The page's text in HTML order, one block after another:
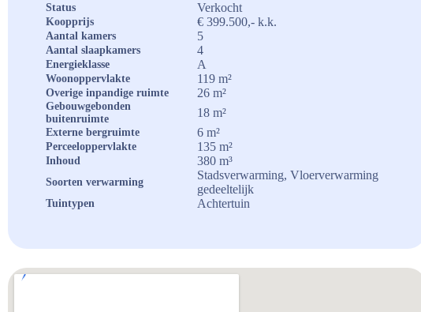
Status Verkocht
Koopprijs € 399.500,- k.k.
Aantal kamers 5
Aantal slaapkamers 4
Energieklasse A
Woonoppervlakte 119 m²
Overige inpandige ruimte 26 m²
Gebouwgebonden
buitenruimte
18 m²
Externe bergruimte 6 m²
Perceeloppervlakte 135 m²
Inhoud 380 m³
Soorten verwarming
Stadsverwarming, Vloerverwarming
gedeeltelijk
Tuintypen Achtertuin